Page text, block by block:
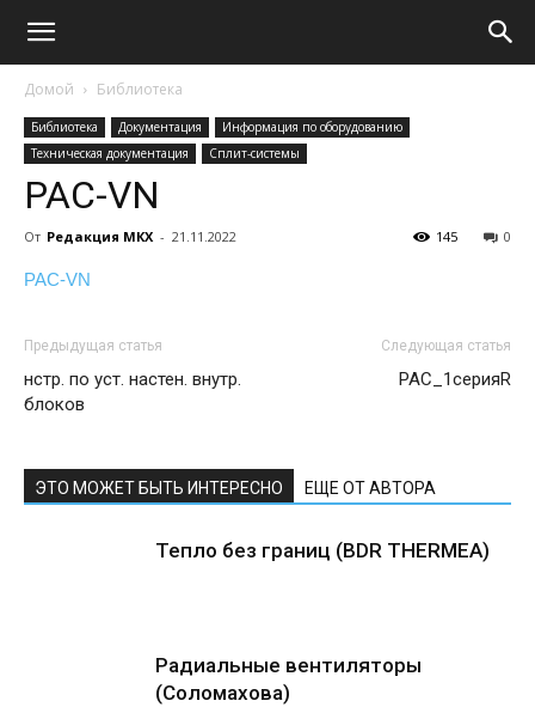
Домой Библиотека
Библиотека Документация
Информация по оборудованию
Техническая документация
Сплит-системы
PAC-VN
От Редакция МКХ - 21.11.2022 0
145
PAC-VN
Предыдущая статья
нстр. по уст. настен. внутр.
блоков
Следующая статья
PAC_1серияR
ЭТО МОЖЕТ БЫТЬ ИНТЕРЕСНО ЕЩЕ ОТ АВТОРА
Тепло без границ (BDR THERMEA)
Радиальные вентиляторы
(Соломахова)